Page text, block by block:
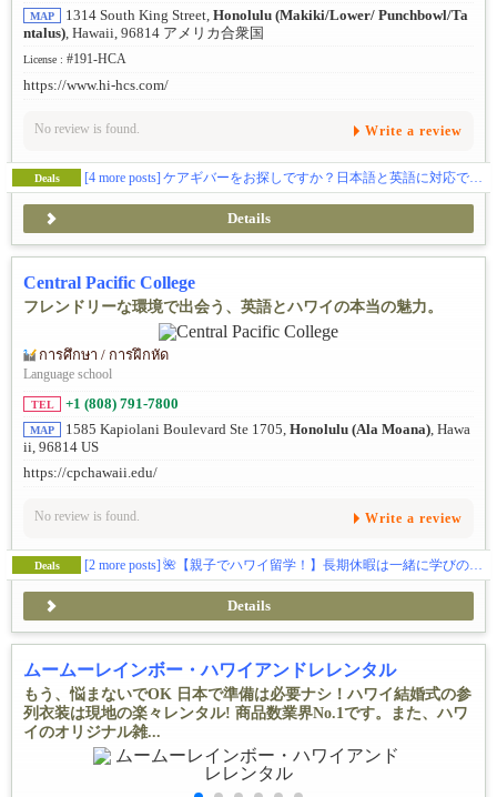
MAP 1314 South King Street, Honolulu (Makiki/Lower/ Punchbowl/Ta
ntalus), Hawaii, 96814 アメリカ合衆国
License : #191-HCA
https://www.hi-hcs.com/
No review is found. Write a review
Deals [4 more posts] ケアギバーをお探しですか？日本語と英語に対応できる経験豊富なケアギバーがあなたをサポート！！
Details
Central Pacific College
フレンドリーな環境で出会う、英語とハワイの本当の魅力。
การศึกษา / การฝึกหัด
Language school
TEL +1 (808) 791-7800
MAP 1585 Kapiolani Boulevard Ste 1705, Honolulu (Ala Moana), Hawa
ii, 96814 US
https://cpchawaii.edu/
No review is found. Write a review
Deals [2 more posts] 🌺【親子でハワイ留学！】長期休暇は一緒に学びの旅へ✈️
Details
ムームーレインボー・ハワイアンドレレンタル
もう、悩まないでOK 日本で準備は必要ナシ！ハワイ結婚式の参
列衣装は現地の楽々レンタル! 商品数業界No.1です。また、ハワ
イのオリジナル雑...